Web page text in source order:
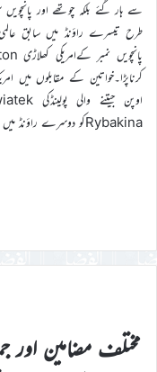
سے ہار گئے بلکہ چوتھے اور
طرح تیسرے راؤنڈ میں سابق عالمی
Rybakinaکو دوسرے راؤنڈ میں شکست کا سامنا کرنا پڑا۔
مختلف مضامین